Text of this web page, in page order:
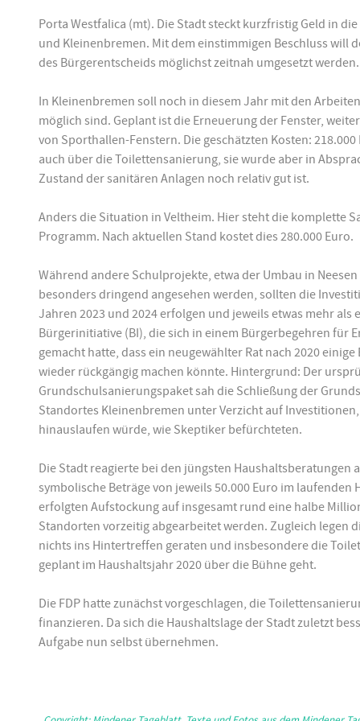
Porta Westfalica (mt). Die Stadt steckt kurzfristig Geld in
und Kleinenbremen. Mit dem einstimmigen Beschluss will
des Bürgerentscheids möglichst zeitnah umgesetzt werden.
In Kleinenbremen soll noch in diesem Jahr mit den
möglich sind. Geplant ist die Erneuerung der Fenster,
von Sporthallen-Fenstern. Die geschätzten Kosten:
auch über die Toilettensanierung, sie wurde aber in
Zustand der sanitären Anlagen noch relativ gut ist.
Anders die Situation in Veltheim. Hier steht die komplette
Programm. Nach aktuellen Stand kostet dies 280.000 Euro.
Während andere Schulprojekte, etwa der Umbau in
besonders dringend angesehen werden, sollten die
Jahren 2023 und 2024 erfolgen und jeweils etwas mehr
Bürgerinitiative (BI), die sich in einem Bürgerbegehren für
gemacht hatte, dass ein neugewählter Rat nach 2020
wieder rückgängig machen könnte. Hintergrund: Der
Grundschulsanierungspaket sah die Schließung der
Standortes Kleinenbremen unter Verzicht auf
hinauslaufen würde, wie Skeptiker befürchteten.
Die Stadt reagierte bei den jüngsten Haushaltsberatungen
symbolische Beträge von jeweils 50.000 Euro im
erfolgten Aufstockung auf insgesamt rund eine halbe
Standorten vorzeitig abgearbeitet werden. Zugleich legen
nichts ins Hintertreffen geraten und insbesondere die
geplant im Haushaltsjahr 2020 über die Bühne geht.
Die FDP hatte zunächst vorgeschlagen, die
finanzieren. Da sich die Haushaltslage der Stadt zuletzt
Aufgabe nun selbst übernehmen.